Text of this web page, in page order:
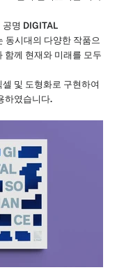
공명 DIGITAL
동시대의 다양한 작품으
함께 현재와 미래를 모두
및 도형화로 구현하여
하였습니다.